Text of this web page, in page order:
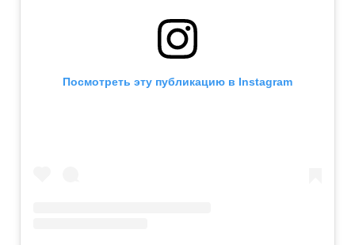
Посмотреть эту публикацию в Instagram